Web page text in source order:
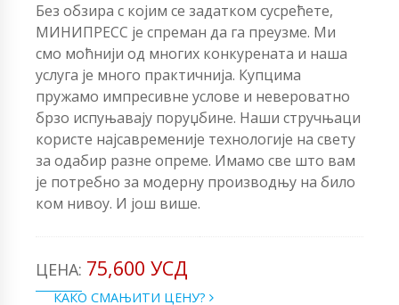
Без обзира с којим се задатком сусрећете,
МИНИПРЕСС је спреман да га преузме. Ми
смо моћнији од многих конкурената и наша
услуга је много практичнија. Купцима
пружамо импресивне услове и невероватно
брзо испуњавају поруџбине. Наши стручњаци
користе најсавременије технологије на свету
за одабир разне опреме. Имамо све што вам
је потребно за модерну производњу на било
ком нивоу. И још више.
ЦЕНА: 75,600 УСД
КАКО СМАЊИТИ ЦЕНУ?